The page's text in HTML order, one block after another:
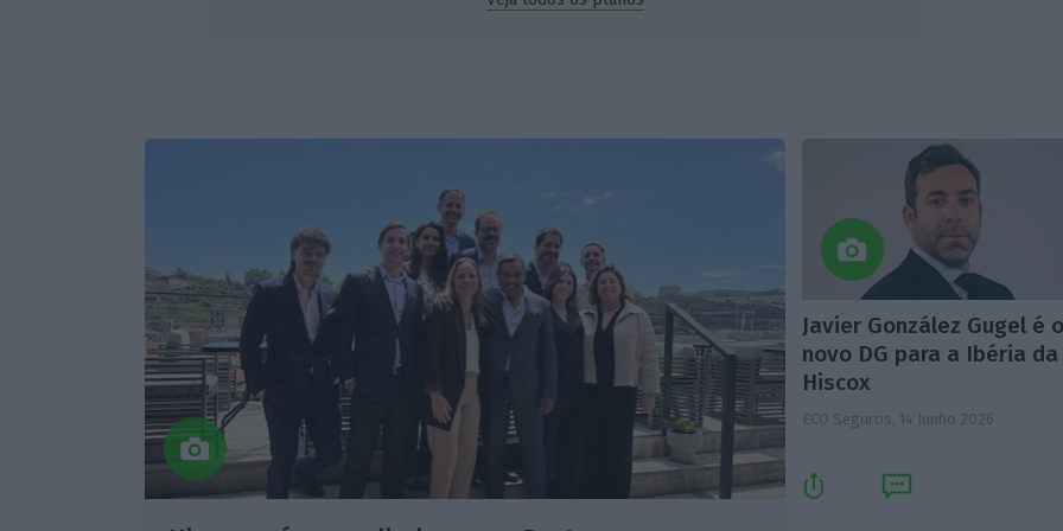
Javier González Gugel é
novo DG para a Ibéria da
Hiscox
ECO Seguros, 14 Junho 2026